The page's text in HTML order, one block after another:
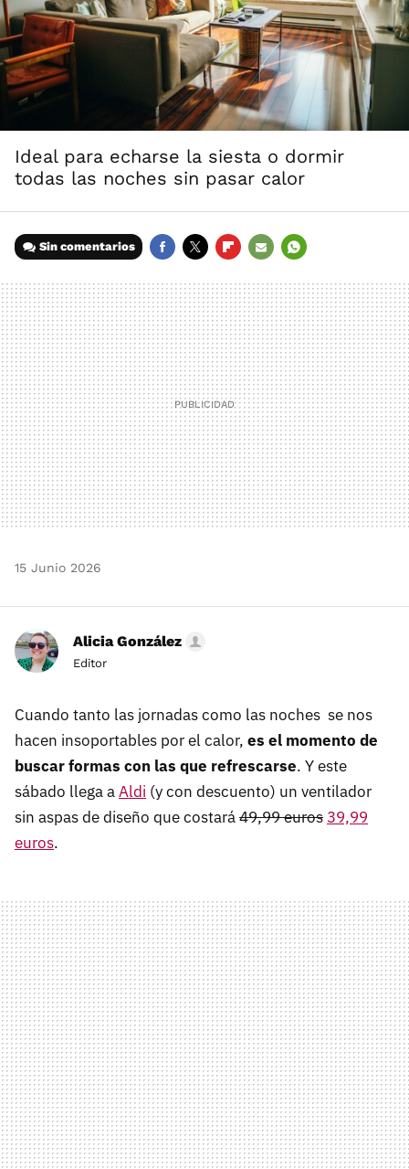
Ideal para echarse la siesta o dormir
todas las noches sin pasar calor
Sin comentarios
MAIL
15 Junio 2026
Alicia González
Editor
Cuando tanto las jornadas como las noches se nos
hacen insoportables por el calor, es el momento de
buscar formas con las que refrescarse. Y este
sábado llega aAldi (y con descuento) un ventilador
sin aspas de diseño que costará49,99 euros 39,99
euros.